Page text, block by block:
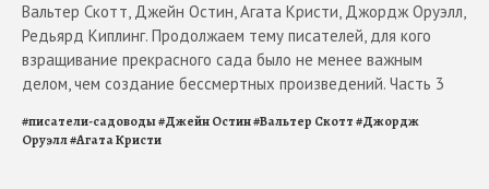
Вальтер Скотт, Джейн Остин, Агата Кристи, Джордж Оруэлл,
Редьярд Киплинг. Продолжаем тему писателей, для кого
взращивание прекрасного сада было не менее важным
делом, чем создание бессмертных произведений. Часть 3
#писатели-садоводы#Джейн Остин#Вальтер Скотт#Джордж
Оруэлл#Агата Кристи